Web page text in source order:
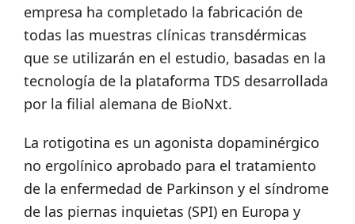
empresa ha completado la fabricación de
todas las muestras clínicas transdérmicas
que se utilizarán en el estudio, basadas en la
tecnología de la plataforma TDS desarrollada
por la filial alemana de BioNxt.
La rotigotina es un agonista dopaminérgico
no ergolínico aprobado para el tratamiento
de la enfermedad de Parkinson y el síndrome
de las piernas inquietas (SPI) en Europa y